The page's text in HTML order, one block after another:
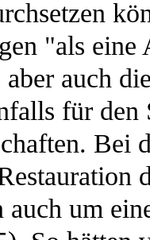
"als
auch
für den
Bei
auch um